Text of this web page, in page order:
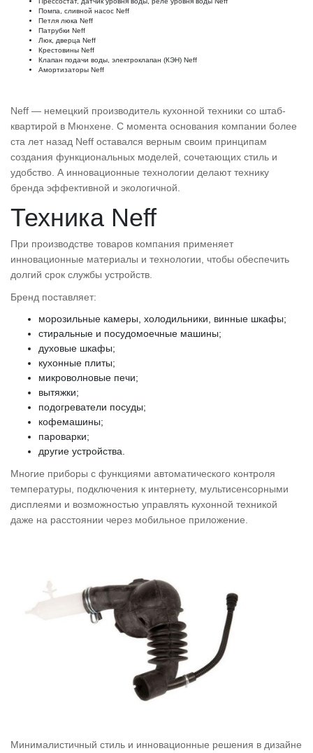
Помпа, сливной насос Neff
Петля люка Neff
Патрубки Neff
Люк, дверца Neff
Крестовины Neff
Клапан подачи воды, электроклапан (КЭН) Neff
Амортизаторы Neff
Neff — немецкий производитель кухонной техники со штаб-
квартирой в Мюнхене. С момента основания компании более
ста лет назад Neff оставался верным своим принципам
создания функциональных моделей, сочетающих стиль и
удобство. А инновационные технологии делают технику
бренда эффективной и экологичной.
Техника Neff
При производстве товаров компания применяет
инновационные материалы и технологии, чтобы обеспечить
долгий срок службы устройств.
Бренд поставляет:
морозильные камеры, холодильники, винные шкафы;
стиральные и посудомоечные машины;
духовые шкафы;
кухонные плиты;
микроволновые печи;
вытяжки;
подогреватели посуды;
кофемашины;
пароварки;
другие устройства.
Многие приборы с функциями автоматического контроля
температуры, подключения к интернету, мультисенсорными
дисплеями и возможностью управлять кухонной техникой
даже на расстоянии через мобильное приложение.
Минималистичный стиль и инновационные решения в дизайне